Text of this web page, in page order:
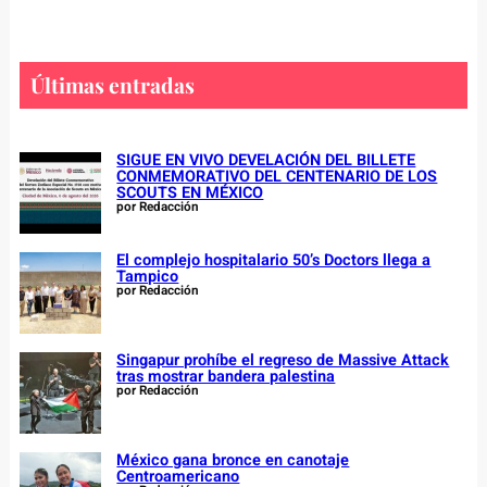
h
Últimas entradas
SIGUE EN VIVO DEVELACIÓN DEL BILLETE
CONMEMORATIVO DEL CENTENARIO DE LOS
SCOUTS EN MÉXICO
por Redacción
El complejo hospitalario 50’s Doctors llega a
Tampico
por Redacción
Singapur prohíbe el regreso de Massive Attack
tras mostrar bandera palestina
por Redacción
México gana bronce en canotaje
Centroamericano